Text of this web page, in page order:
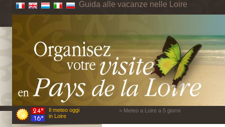
Guida alle vacanze nelle Loire
Il meteo oggi
in Loire
> Meteo a Loire a 5 giorni